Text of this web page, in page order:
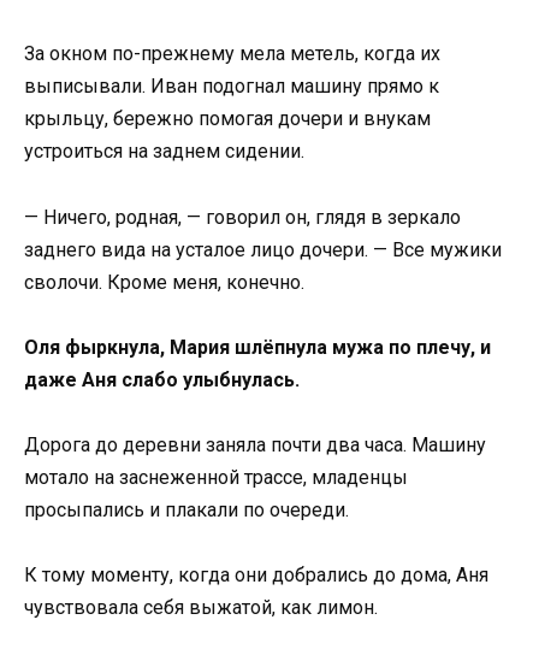
За окном по-прежнему мела метель, когда их
выписывали. Иван подогнал машину прямо к
крыльцу, бережно помогая дочери и внукам
устроиться на заднем сидении.
— Ничего, родная, — говорил он, глядя в зеркало
заднего вида на усталое лицо дочери. — Все мужики
сволочи. Кроме меня, конечно.
Оля фыркнула, Мария шлёпнула мужа по плечу, и
даже Аня слабо улыбнулась.
Дорога до деревни заняла почти два часа. Машину
мотало на заснеженной трассе, младенцы
просыпались и плакали по очереди.
К тому моменту, когда они добрались до дома, Аня
чувствовала себя выжатой, как лимон.